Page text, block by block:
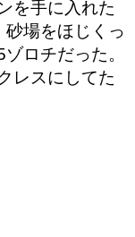
を手に入れた
場をほじくっ
ロチだった。
レスにしてた